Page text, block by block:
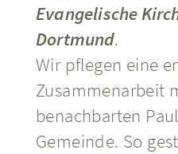
Evangelische
Dortmund.
Wir pflegen eine
Zusammenarbeit
benachbarten
Gemeinde. So